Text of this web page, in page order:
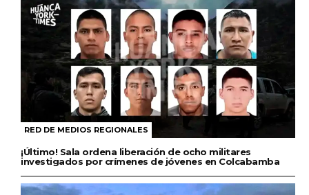
RED DE MEDIOS REGIONALES
¡Último! Sala ordena liberación de ocho militares
investigados por crímenes de jóvenes en Colcabamba